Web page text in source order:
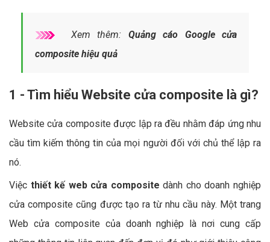
Xem thêm: Quảng cáo Google cửa
composite hiệu quả
1 - Tìm hiểu Website cửa composite là gì?
Website cửa composite được lập ra đều nhằm đáp ứng nhu
cầu tìm kiếm thông tin của mọi người đối với chủ thể lập ra
nó.
Việc thiết kế web cửa composite dành cho doanh nghiệp
cửa composite cũng được tạo ra từ nhu cầu này. Một trang
Web cửa composite của doanh nghiệp là nơi cung cấp